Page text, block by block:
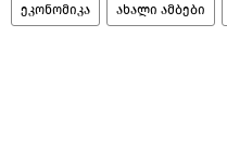
ეკონომიკა ახალი ამბები